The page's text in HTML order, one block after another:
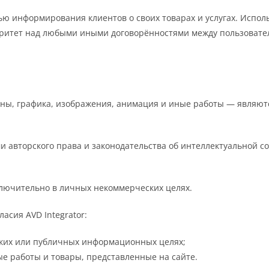
информирования клиентов о своих товарах и услугах.
над любыми иными договорённостями между
графика, изображения, анимация и иные работы —
права и законодательства об интеллектуальной
в личных некоммерческих целях.
AVD Integrator:
или публичных информационных целях;
работы и товары, представленные на сайте.